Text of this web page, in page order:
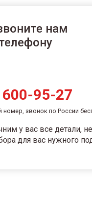
нам
95-27
номер, звонок по России
у вас все детали,
для вас нужного